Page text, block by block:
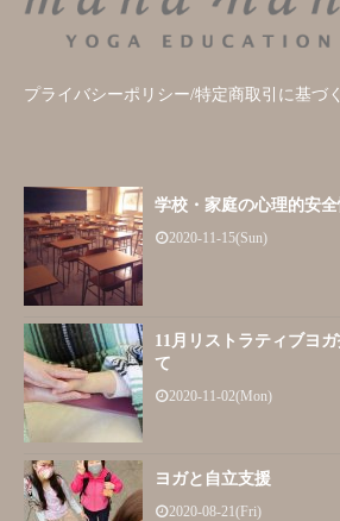
プライバシーポリシー/特定商取引に基づ
学校・家庭の心理的安
2020-11-15(Sun)
11月リストラティブヨ
て
2020-11-02(Mon)
ヨガと自立支援
2020-08-21(Fri)